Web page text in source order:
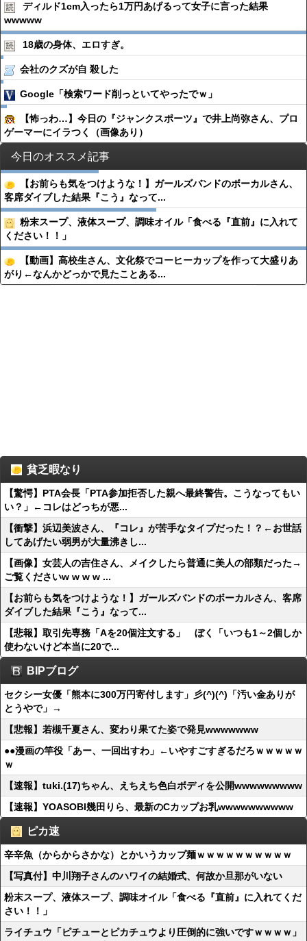
ディルド1cm入ったら1万円あげるって女子に言った結果
wwwww
18歳の身体、エロすぎ。
会社のクズが自 殺した
Google「検索ワード削っといてやったでｗ」
【怖っわ…】今日の『ジャンクスポーツ』で井上尚弥さん、プロ
ゲーマーにイラつく（画像あり）
今日のオススメ記事
【お前らも気をつけような！】ガールズバンドのボーカルさん、
客席ダイブした結果『こう』なって...
粉末スープ、液体スープ、調味オイル「食べる『直前』に入れて
ください！！」
【動画】高校生さん、文化祭でコーヒーカップを作って大盛りあ
がり←なんかどっかで見たことある...
貧乏暇なり
【驚愕】PTA会長「PTA参加拒否した親へ最終警告。こうなってもい
い？」←コレはどっちが悪...
【衝撃】浜辺美波さん、『コレ』が苦手なタイプだった！？←お世話
してあげたい弱男が大量沸きし...
【画像】女芸人の吉住さん、メイクしたら普通に美人の部類だった→
ご覧くださいw w w w ...
【お前らも気をつけような！】ガールズバンドのボーカルさん、客席
ダイブした結果『こう』なって...
【悲報】取引先専務「Aを20個注文する」 ぼく「いつも1～2個しか
使わないけど本当に20で...
BIPブログ
セクシー女優「熊本に300万円寄付します」彡(^)(^)「汚い金ありが
とうやで」→
【悲報】若槻千夏さん、変わり果てた姿で発見wwwwwww
●●漫画の竿役「あー、一回出すわ」←いやすごすぎるだろｗｗｗｗｗ
ｗ
【速報】tuki.(17)ちゃん、えちえち色白ボディを公開wwwwwwwww
【速報】YOASOBI幾田りら、最新のCカップお乳wwwwwwwwww
ピカ速
辛辛魚（からからさかな）とかいうカップ麺ｗｗｗｗｗｗｗｗｗｗ
【写真付】中川翔子さんのハワイの結婚式、何故か旦那がいない
粉末スープ、液体スープ、調味オイル「食べる『直前』に入れてくだ
さい！！」
ライチュウ「ピチューとピカチュウより圧倒的に強いですｗｗｗｗ」